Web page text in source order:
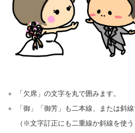
「欠席」の文字を丸で囲みます。
「御」「御芳」も二本線、または斜線
（※文字訂正にも二重線か斜線を使う